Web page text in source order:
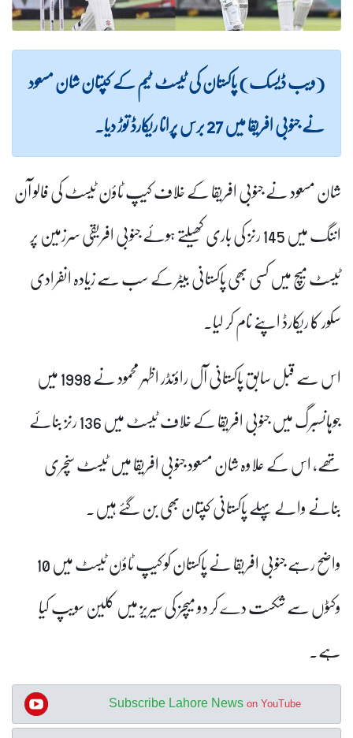
(ویب ڈیسک) پاکستان کی ٹیسٹ ٹیم کے کپتان شان مسعود
نے جنوبی افریقا میں 27 برس پرانا ریکارڈ توڑ دیا۔
شان مسعود نے جنوبی افریقا کے خلاف کیپ ٹاؤن ٹیسٹ کی فالو آن
اننگ میں 145 رنز کی باری کھیلتے ہوئے جنوبی افریقی سرزمین پر
ٹیسٹ میچ میں کسی بھی پاکستانی بیٹر کے سب سے زیادہ انفرادی
سکور کا ریکارڈ اپنے نام کر لیا۔
اس سے قبل سابق پاکستانی آل راؤنڈر اظہر محمود نے 1998 میں
جوہانسبرگ میں جنوبی افریقا کے خلاف ٹیسٹ میں 136 رنز بنائے
تھے، اس کے علاوہ شان مسعود جنوبی افریقا میں ٹیسٹ سنچری
بنانے والے پہلے پاکستانی کپتان بھی بن گئے ہیں۔
واضح رہے جنوبی افریقا نے پاکستان کو کیپ ٹاؤن ٹیسٹ میں 10
وکٹوں سے شکست دے کر دو میچز کی سیریز میں کلین سویپ کیا
ہے۔
Subscribe Lahore News on YouTube